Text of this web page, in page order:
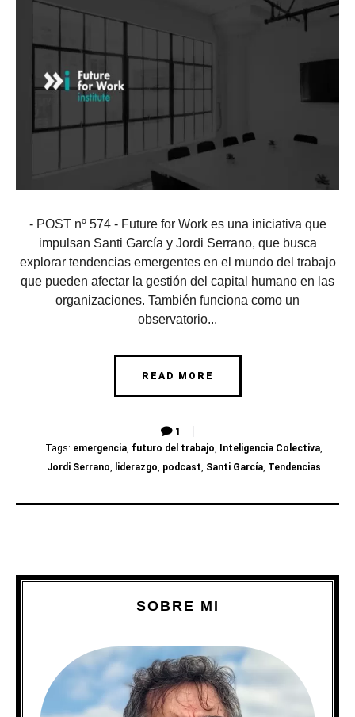
- POST nº 574 - Future for Work es una iniciativa que
impulsan Santi García y Jordi Serrano, que busca
explorar tendencias emergentes en el mundo del trabajo
que pueden afectar la gestión del capital humano en las
organizaciones. También funciona como un
observatorio...
READ MORE
1
Tags: emergencia, futuro del trabajo, Inteligencia Colectiva,
Jordi Serrano, liderazgo, podcast, Santi García, Tendencias
SOBRE MI